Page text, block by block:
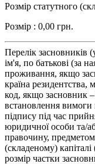
Розмір статутного
Розмір : 0,00 грн.
Перелік засновників
ім'я, по батькові (за
проживання, якщо
країна резидентства,
код, якщо засновник
встановлення вимоги
підпису під час
юридичної особи та/
правочину,
(складеному)
розмір частки